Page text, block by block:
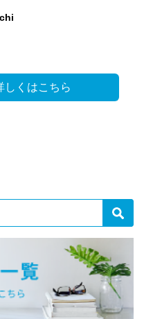
しくはこちら